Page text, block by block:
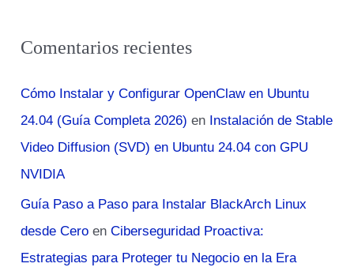
Comentarios recientes
Cómo Instalar y Configurar OpenClaw en Ubuntu
24.04 (Guía Completa 2026) en Instalación de Stable
Video Diffusion (SVD) en Ubuntu 24.04 con GPU
NVIDIA
Guía Paso a Paso para Instalar BlackArch Linux
desde Cero enCiberseguridad Proactiva:
Estrategias para Proteger tu Negocio en la Era